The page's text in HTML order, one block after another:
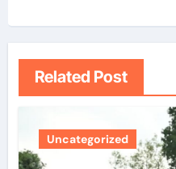
Related Post
Uncategorized